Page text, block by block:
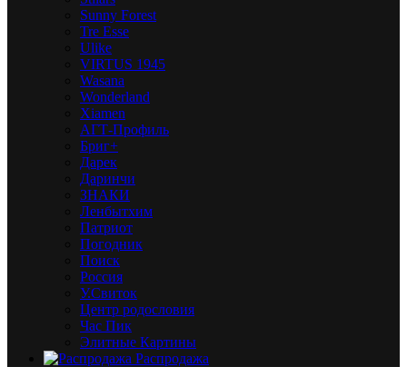
Sunny Forest
Tre Esse
Ulike
VIRTUS 1945
Wasana
Wonderland
Xiamen
АГТ-Профиль
Бриг+
Дарек
Даринчи
ЗНАКИ
Ленбытхим
Патриот
Погодник
Поиск
Россия
У.Свиток
Центр родословия
Час Пик
Элитные Картины
Распродажа